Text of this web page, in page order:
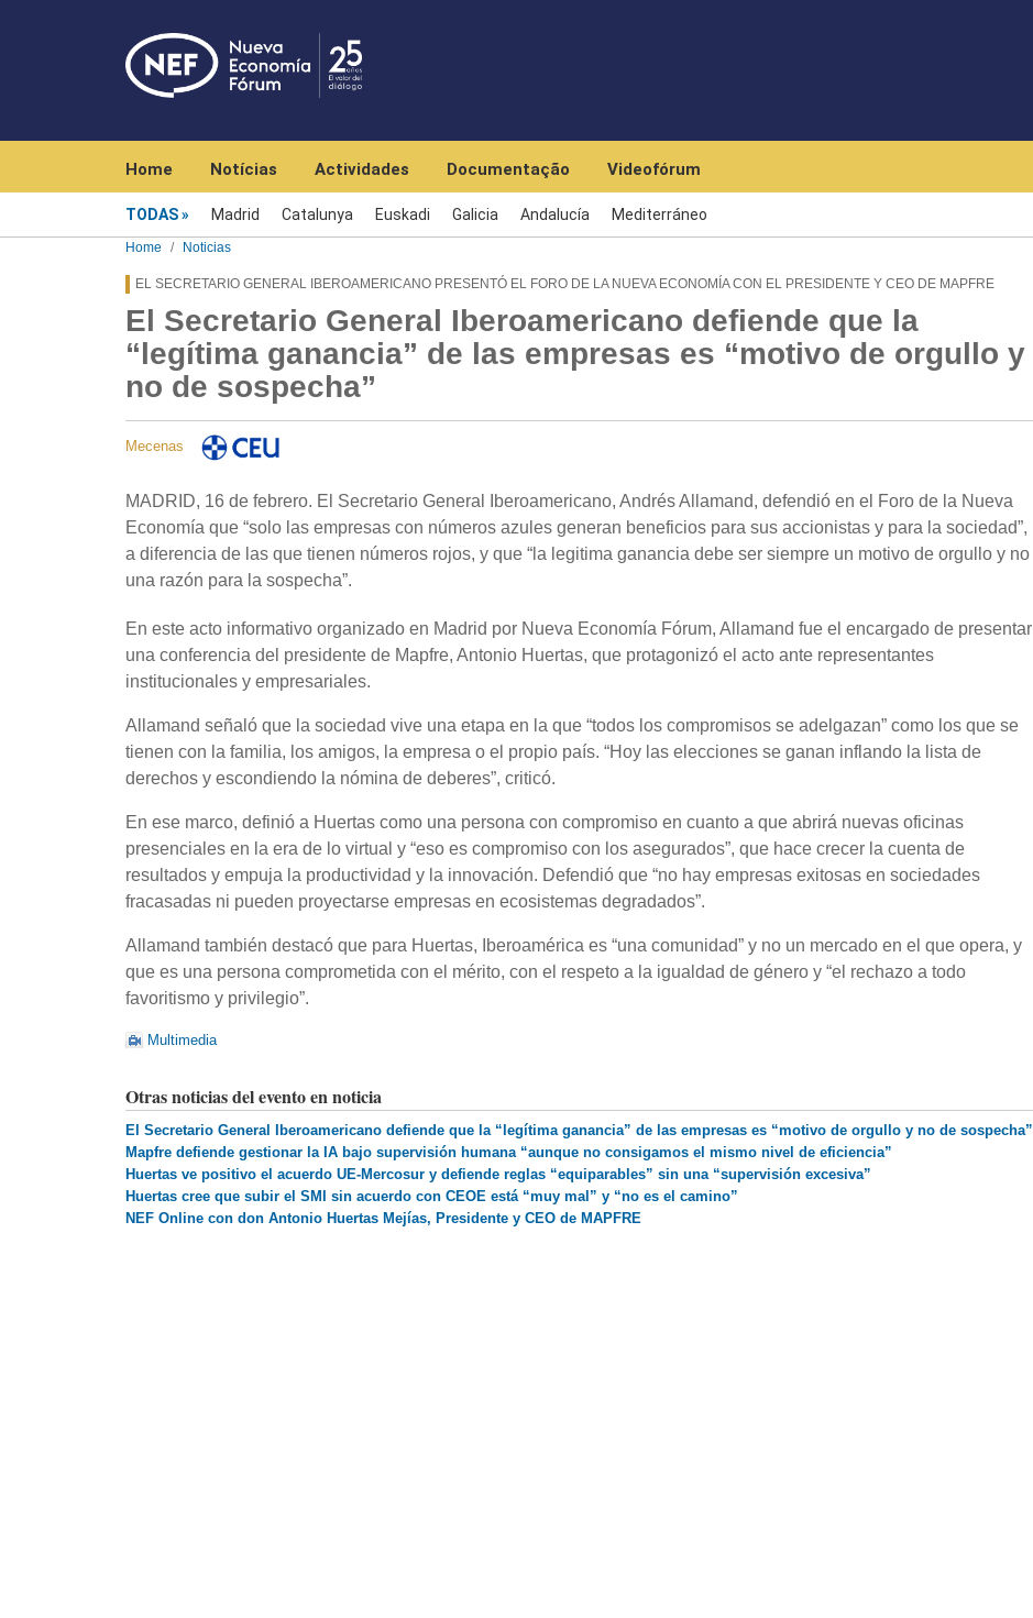
Home Notícias Actividades Documentação Videofórum
TODAS Madrid Catalunya Euskadi Galicia Andalucía Mediterráneo
Home Noticias
EL SECRETARIO GENERAL IBEROAMERICANO PRESENTÓ EL FORO DE LA NUEVA ECONOMÍA CON EL PRESIDENTE Y CEO DE MAPFRE
El Secretario General Iberoamericano defiende que la
“legítima ganancia” de las empresas es “motivo de orgullo y
no de sospecha”
Mecenas
MADRID, 16 de febrero. El Secretario General Iberoamericano, Andrés Allamand, defendió en el Foro de la Nueva
Economía que “solo las empresas con números azules generan beneficios para sus accionistas y para la sociedad”,
a diferencia de las que tienen números rojos, y que “la legitima ganancia debe ser siempre un motivo de orgullo y no
una razón para la sospecha”.
En este acto informativo organizado en Madrid por Nueva Economía Fórum, Allamand fue el encargado de presentar
una conferencia del presidente de Mapfre, Antonio Huertas, que protagonizó el acto ante representantes
institucionales y empresariales.
Allamand señaló que la sociedad vive una etapa en la que “todos los compromisos se adelgazan” como los que se
tienen con la familia, los amigos, la empresa o el propio país. “Hoy las elecciones se ganan inflando la lista de
derechos y escondiendo la nómina de deberes”, criticó.
En ese marco, definió a Huertas como una persona con compromiso en cuanto a que abrirá nuevas oficinas
presenciales en la era de lo virtual y “eso es compromiso con los asegurados”, que hace crecer la cuenta de
resultados y empuja la productividad y la innovación. Defendió que “no hay empresas exitosas en sociedades
fracasadas ni pueden proyectarse empresas en ecosistemas degradados”.
Allamand también destacó que para Huertas, Iberoamérica es “una comunidad” y no un mercado en el que opera, y
que es una persona comprometida con el mérito, con el respeto a la igualdad de género y “el rechazo a todo
favoritismo y privilegio”.
Multimedia
Otras noticias del evento en noticia
El Secretario General Iberoamericano defiende que la “legítima ganancia” de las empresas es “motivo de orgullo y no de sospecha”
Mapfre defiende gestionar la IA bajo supervisión humana “aunque no consigamos el mismo nivel de eficiencia”
Huertas ve positivo el acuerdo UE-Mercosur y defiende reglas “equiparables” sin una “supervisión excesiva”
Huertas cree que subir el SMI sin acuerdo con CEOE está “muy mal” y “no es el camino”
NEF Online con don Antonio Huertas Mejías, Presidente y CEO de MAPFRE